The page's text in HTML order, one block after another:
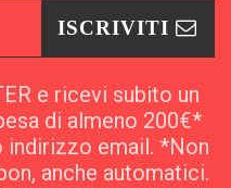
ISCRIVITI
e ricevi subito un
di almeno 200€*
indirizzo email. *Non
anche automatici.